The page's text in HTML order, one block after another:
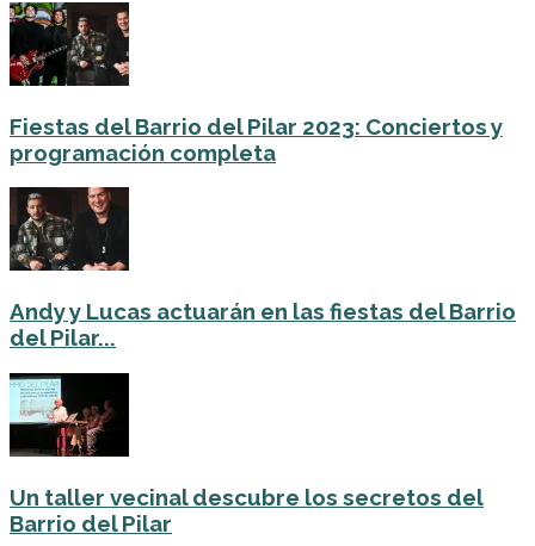
Fiestas del Barrio del Pilar 2023: Conciertos y
programación completa
Andy y Lucas actuarán en las fiestas del Barrio
del Pilar...
Un taller vecinal descubre los secretos del
Barrio del Pilar